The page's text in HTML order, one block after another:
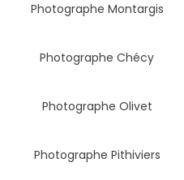
Photographe Montargis
Photographe Chécy
Photographe Olivet
Photographe Pithiviers